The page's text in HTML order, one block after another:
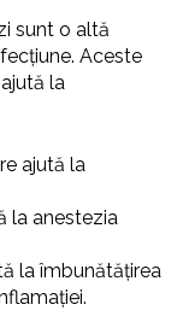
sunt o altă
Aceste
la
ajută la
la anestezia
la îmbunătățirea